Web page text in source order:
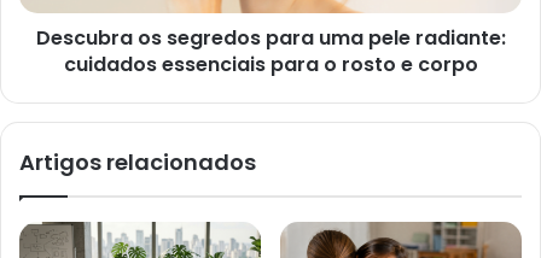
Descubra os segredos para uma pele radiante:
cuidados essenciais para o rosto e corpo
Artigos relacionados